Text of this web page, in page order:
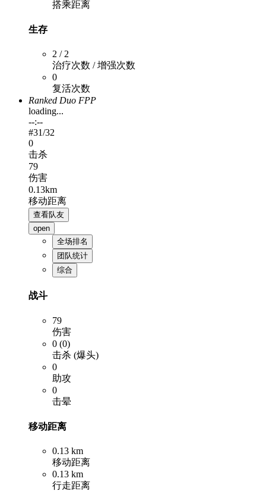
搭乘距离
生存
2 / 2
治疗次数 / 增强次数
0
复活次数
Ranked Duo FPP
loading...
--:--
#31/32
0
击杀
79
伤害
0.13km
移动距离
查看队友
open
全场排名
团队统计
综合
战斗
79
伤害
0 (0)
击杀 (爆头)
0
助攻
0
击晕
移动距离
0.13 km
移动距离
0.13 km
行走距离